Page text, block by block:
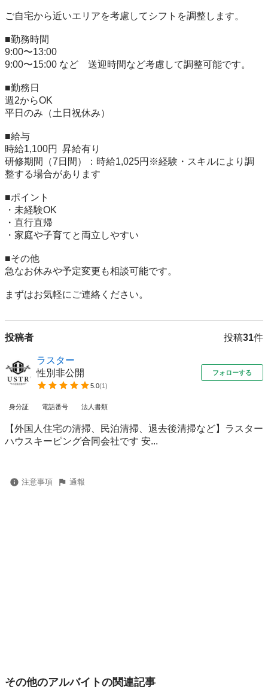
ご自宅から近いエリアを考慮してシフトを調整します。
■勤務時間
9:00〜13:00
9:00〜15:00 など　送迎時間など考慮して調整可能です。
■勤務日
週2からOK
平日のみ（土日祝休み）
■給与
時給1,100円  昇給有り
研修期間（7日間）：時給1,025円※経験・スキルにより調
整する場合があります
■ポイント
・未経験OK
・直行直帰
・家庭や子育てと両立しやすい
■その他
急なお休みや予定変更も相談可能です。
まずはお気軽にご連絡ください。
投稿者 投稿31件
ラスター
性別非公開
5.0(1)
フォローする
身分証 電話番号 法人書類
【外国人住宅の清掃、民泊清掃、退去後清掃など】ラスター
ハウスキーピング合同会社です 安...
注意事項 通報
その他のアルバイトの関連記事